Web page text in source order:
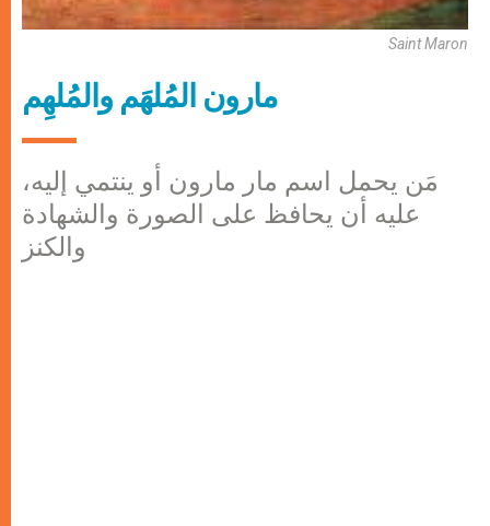
Saint Maron
مارون المُلهَم والمُلهِم
مَن يحمل اسم مار مارون أو ينتمي إليه،
عليه أن يحافظ على الصورة والشهادة
والكنز